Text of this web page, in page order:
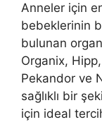
Anneler için
bebeklerinin
bulunan
Organix,
Pekandor ve
sağlıklı bir
için ideal